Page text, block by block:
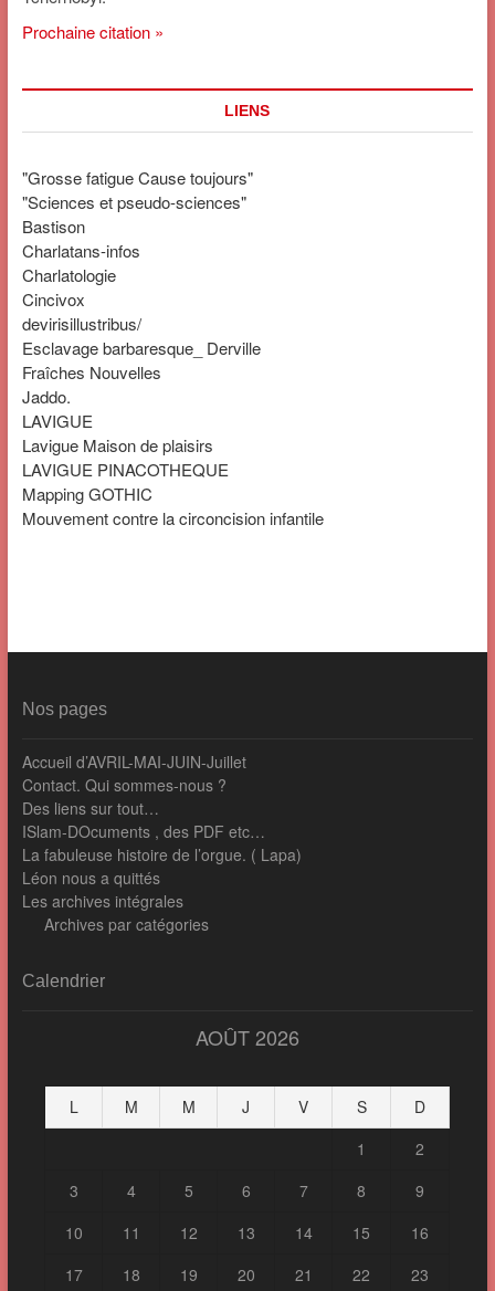
Prochaine citation »
LIENS
"Grosse fatigue Cause toujours"
"Sciences et pseudo-sciences"
Bastison
Charlatans-infos
Charlatologie
Cincivox
devirisillustribus/
Esclavage barbaresque_ Derville
Fraîches Nouvelles
Jaddo.
LAVIGUE
Lavigue Maison de plaisirs
LAVIGUE PINACOTHEQUE
Mapping GOTHIC
Mouvement contre la circoncision infantile
Nos pages
Accueil d’AVRIL-MAI-JUIN-Juillet
Contact. Qui sommes-nous ?
Des liens sur tout…
ISlam-DOcuments , des PDF etc…
La fabuleuse histoire de l’orgue. ( Lapa)
Léon nous a quittés
Les archives intégrales
Archives par catégories
Calendrier
AOÛT 2026
L M M J V S
D
1
2
3
4 5 6 7 8
9
10
11 12 13 14 15
16
17
18 19 20 21 22 23